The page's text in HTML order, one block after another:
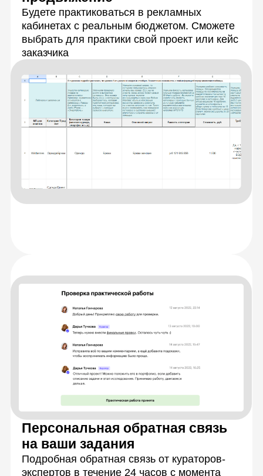
Живое общение
и практика
Каждую тему разберёте с опытными
спикерами на онлайн-занятиях. Сможете
задать любые вопросы и получить
моментальную обратную связь, а также
Закрепите знания,
работая в группах
Научитесь решать
задачи на практике
Разберетесь
с теорией